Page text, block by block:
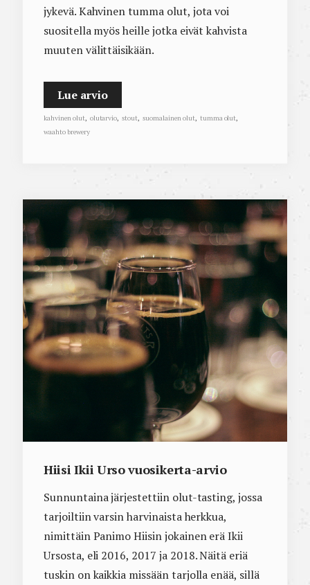
jykevä. Kahvinen tumma olut, jota voi
suositella myös heille jotka eivät kahvista
muuten välittäisikään.
Lue arvio
kahvinen olut, olutarvio, stout, suomalainen olut, tumma olut,
waahto brewery
Hiisi Ikii Urso vuosikerta-arvio
Sunnuntaina järjestettiin olut-tasting, jossa
tarjoiltiin varsin harvinaista herkkua,
nimittäin Panimo Hiisin jokainen erä Ikii
Ursosta, eli 2016, 2017 ja 2018. Näitä eriä
tuskin on kaikkia missään tarjolla enää, sillä